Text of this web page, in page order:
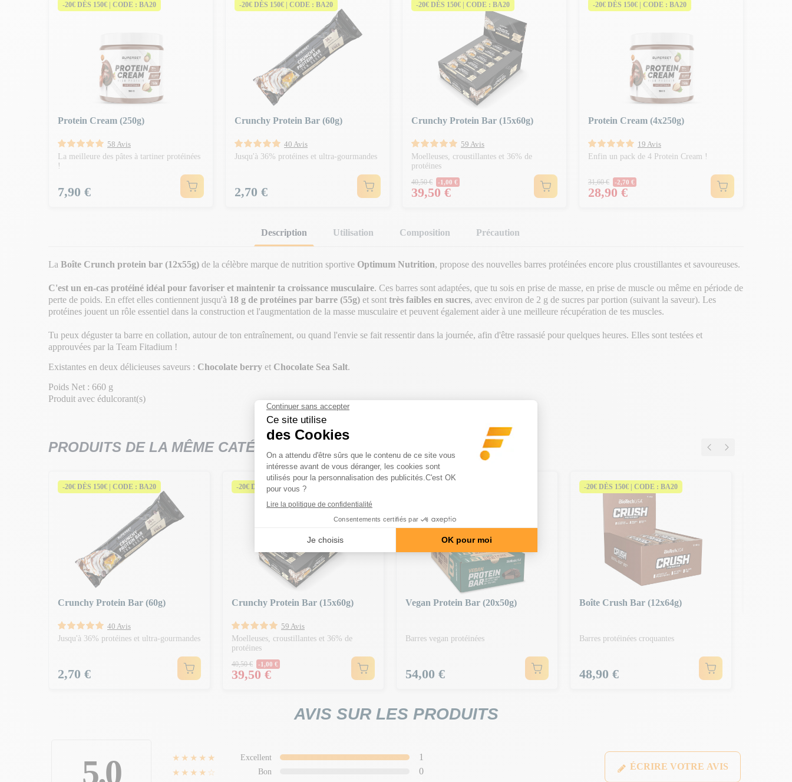
-20€ DÈS 150€ | CODE : BA20
Protein Cream (250g)
58 Avis
La meilleure des pâtes à tartiner protéinées
!
Prix
7,90 €
-20€ DÈS 150€ | CODE : BA20
Crunchy Protein Bar (60g)
40 Avis
Jusqu'à 36% protéines et ultra-gourmandes
Prix
2,70 €
-20€ DÈS 150€ | CODE : BA20
Crunchy Protein Bar (15x60g)
59 Avis
Moelleuses, croustillantes et 36% de
protéines
Prix Normal
40,50 € -1,00 €
Prix
39,50 €
-20€ DÈS 150€ | CODE : BA20
Protein Cream (4x250g)
19 Avis
Enfin un pack de 4 Protein Cream !
Prix Normal
31,60 € -2,70 €
Prix
28,90 €
Description Utilisation Composition Précaution
La Boîte Crunch protein bar (12x55g) de la célèbre marque de nutrition sportive Optimum Nutrition, propose des nouvelles barres protéinées encore plus croustillantes et savoureuses.
C'est un en-cas protéiné idéal pour favoriser et maintenir ta croissance musculaire. Ces barres sont adaptées, que tu sois en prise de masse, en prise de muscle ou même en période de
perte de poids. En effet elles contiennent jusqu'à 18 g de protéines par barre (55g) et sont très faibles en sucres, avec environ de 2 g de sucres par portion (suivant la saveur). Les
protéines jouent un rôle essentiel dans la construction et l'augmentation de la masse musculaire et peuvent également aider à une meilleure récupération de tes muscles.
Tu peux déguster ta barre en collation, autour de ton entraînement, ou quand l'envie se fait ressentir dans la journée, afin d'être rassasié pour quelques heures. Elles sont testées et
approuvées par la Team Fitadium !
Existantes en deux délicieuses saveurs : Chocolate berry et Chocolate Sea Salt.
Poids Net : 660 g
Produit avec édulcorant(s)
PRODUITS DE LA MÊME CATÉGORIE
-20€ DÈS 150€ | CODE : BA20
Crunchy Protein Bar (60g)
40 Avis
Jusqu'à 36% protéines et ultra-gourmandes
Prix
2,70 €
-20€ DÈS 150€ | CODE : BA20
Crunchy Protein Bar (15x60g)
59 Avis
Moelleuses, croustillantes et 36% de
protéines
Prix Normal
40,50 € -1,00 €
Prix
39,50 €
Vegan Protein Bar (20x50g)
Barres vegan protéinées
Prix
54,00 €
-20€ DÈS 150€ | CODE : BA20
Boîte Crush Bar (12x64g)
Barres protéinées croquantes
Prix
48,90 €
AVIS SUR LES PRODUITS
5.0 ★★★★★ Excellent
1
★★★★☆
Bon
0
ÉCRIRE VOTRE AVIS